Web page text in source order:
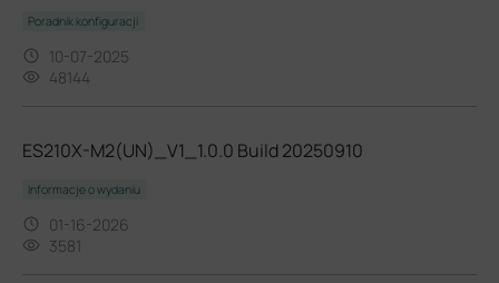
Poradnik konfiguracji
10-07-2025
48144
ES210X-M2(UN)_V1_1.0.0 Build 20250910
Informacje o wydaniu
01-16-2026
3581